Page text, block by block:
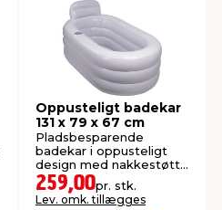
Oppusteligt badekar
131 x 79 x 67 cm
Pladsbesparende
badekar i oppusteligt
design med nakkestøtte
og kopholder.
259,00pr. stk.
Lev. omk. tillægges